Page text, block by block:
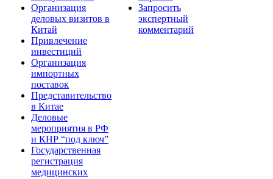
Организация
деловых визитов в
Китай
Привлечение
инвестиций
Организация
импортных
поставок
Представительство
в Китае
Деловые
мероприятия в РФ
и КНР “под ключ”
Государственная
регистрация
медицинских
Запросить
экспертный
комментарий